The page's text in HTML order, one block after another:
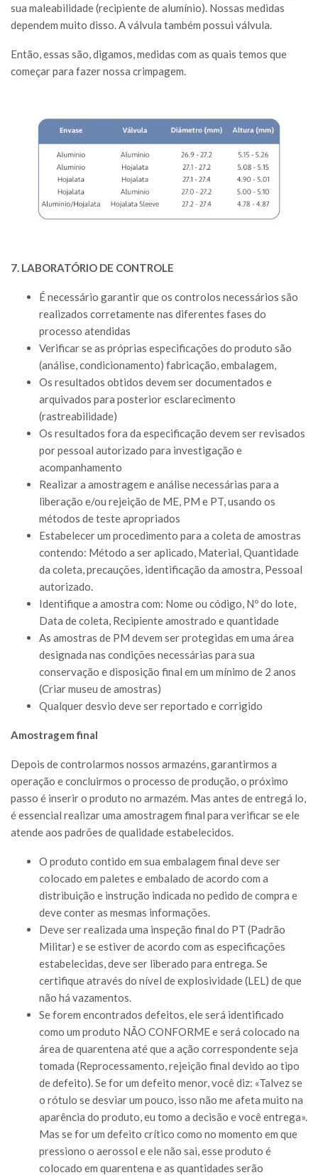
sua maleabilidade (recipiente de alumínio). Nossas medidas
dependem muito disso. A válvula também possui válvula.
Então, essas são, digamos, medidas com as quais temos que
começar para fazer nossa crimpagem.
7. LABORATÓRIO DE CONTROLE
É necessário garantir que os controlos necessários são
realizados corretamente nas diferentes fases do
processo atendidas
Verificar se as próprias especificações do produto são
(análise, condicionamento) fabricação, embalagem,
Os resultados obtidos devem ser documentados e
arquivados para posterior esclarecimento
(rastreabilidade)
Os resultados fora da especificação devem ser revisados
por pessoal autorizado para investigação e
acompanhamento
Realizar a amostragem e análise necessárias para a
liberação e/ou rejeição de ME, PM e PT, usando os
métodos de teste apropriados
Estabelecer um procedimento para a coleta de amostras
contendo: Método a ser aplicado, Material, Quantidade
da coleta, precauções, identificação da amostra, Pessoal
autorizado.
Identifique a amostra com: Nome ou código, Nº do lote,
Data de coleta, Recipiente amostrado e quantidade
As amostras de PM devem ser protegidas em uma área
designada nas condições necessárias para sua
conservação e disposição final em um mínimo de 2 anos
(Criar museu de amostras)
Qualquer desvio deve ser reportado e corrigido
Amostragem final
Depois de controlarmos nossos armazéns, garantirmos a
operação e concluirmos o processo de produção, o próximo
passo é inserir o produto no armazém. Mas antes de entregá lo,
é essencial realizar uma amostragem final para verificar se ele
atende aos padrões de qualidade estabelecidos.
O produto contido em sua embalagem final deve ser
colocado em paletes e embalado de acordo com a
distribuição e instrução indicada no pedido de compra e
deve conter as mesmas informações.
Deve ser realizada uma inspeção final do PT (Padrão
Militar) e se estiver de acordo com as especificações
estabelecidas, deve ser liberado para entrega. Se
certifique através do nível de explosividade (LEL) de que
não há vazamentos.
Se forem encontrados defeitos, ele será identificado
como um produto NÃO CONFORME e será colocado na
área de quarentena até que a ação correspondente seja
tomada (Reprocessamento, rejeição final devido ao tipo
de defeito). Se for um defeito menor, você diz: «Talvez se
o rótulo se desviar um pouco, isso não me afeta muito na
aparência do produto, eu tomo a decisão e você entrega».
Mas se for um defeito crítico como no momento em que
pressiono o aerossol e ele não sai, esse produto é
colocado em quarentena e as quantidades serão